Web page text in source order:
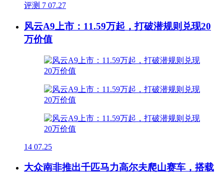
评测 7 07.27
风云A9上市：11.59万起，打破潜规则兑现20
万价值
14 07.25
大众南非推出千匹马力高尔夫爬山赛车，搭载